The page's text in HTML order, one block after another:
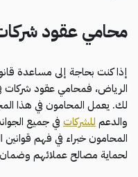
محامي عقود
إذا كنت بحاجة إلى مساعدة
الرياض، فمحامي عقود شركات
لك. يعمل المحامون في هذا
والدعم للشركات في جميع
المحامون خبراء في فهم
لحماية مصالح عملائهم وضمان